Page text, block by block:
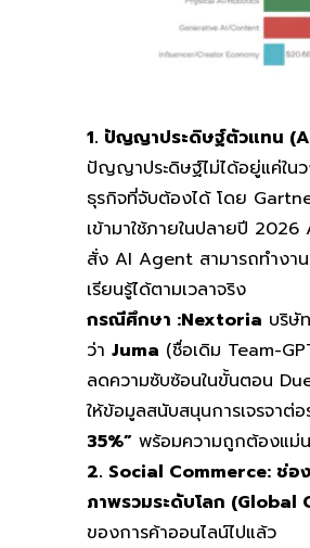
1. ปัญญาประดิษฐ์ตัวแทน
ปัญญาประดิษฐ์ไม่ได้อยู่แค่ใน
ธุรกิจที่จับต้องได้ โดย
เข้ามาใช้ภายในปลายปี
สั่ง AI Agent สามารถทำงาน
เรียนรู้ได้ตามเวลาจริง​
กรณีศึกษา :Nextoria บริษั
ว่าJuma (ชื่อเดิม Team-
ลดความซับซ้อนในขั้นตอน
ให้ข้อมูลสนับสนุนการเจรจา
35%” พร้อมความถูกต้องแม่
2. Social Commerce: ช่อ
ภาพรวมระดับโลก (Global
ของการค้าออนไลน์ไปแล้ว